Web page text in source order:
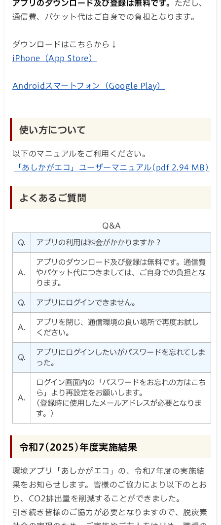
アプリのダウンロード及び登録は無料です。 ただし、
通信費、パケット代はご自身での負担となります。
ダウンロードはこちらから↓
iPhone（App Store）
Androidスマートフォン（Google Play）
使い方について
以下のマニュアルをご利用ください。
「あしかがエコ」ユーザーマニュアル(pdf 2.94 MB)
よくあるご質問
Q&A
Q. アプリの利用は料金がかかりますか？
A.
アプリのダウンロード及び登録は無料です。通信費
やパケット代につきましては、ご自身での負担とな
ります。
Q. アプリにログインできません。
A.
アプリを閉じ、通信環境の良い場所で再度お試し
ください。
Q.
アプリにログインしたいがパスワードを忘れてしま
った。
A.
ログイン画面内の「パスワードをお忘れの方はこち
ら」より再設定をお願いします。
(登録時に使用したメールアドレスが必要となりま
す。)
令和7(2025)年度実施結果
環境アプリ「あしかがエコ」の、令和7年度の実施結
果をお知らせします。皆様のご協力により以下のとお
り、CO2排出量を削減することができました。
引き続き皆様のご協力が必要となりますので、脱炭素